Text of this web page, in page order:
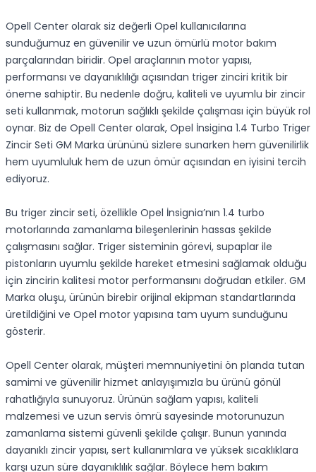
Opell Center olarak siz değerli Opel kullanıcılarına
sunduğumuz en güvenilir ve uzun ömürlü motor bakım
parçalarından biridir. Opel araçlarının motor yapısı,
performansı ve dayanıklılığı açısından triger zinciri kritik bir
öneme sahiptir. Bu nedenle doğru, kaliteli ve uyumlu bir zincir
seti kullanmak, motorun sağlıklı şekilde çalışması için büyük rol
oynar. Biz de Opell Center olarak, Opel İnsigina 1.4 Turbo Triger
Zincir Seti GM Marka ürününü sizlere sunarken hem güvenilirlik
hem uyumluluk hem de uzun ömür açısından en iyisini tercih
ediyoruz.
Bu triger zincir seti, özellikle Opel İnsignia’nın 1.4 turbo
motorlarında zamanlama bileşenlerinin hassas şekilde
çalışmasını sağlar. Triger sisteminin görevi, supaplar ile
pistonların uyumlu şekilde hareket etmesini sağlamak olduğu
için zincirin kalitesi motor performansını doğrudan etkiler. GM
Marka oluşu, ürünün birebir orijinal ekipman standartlarında
üretildiğini ve Opel motor yapısına tam uyum sunduğunu
gösterir.
Opell Center olarak, müşteri memnuniyetini ön planda tutan
samimi ve güvenilir hizmet anlayışımızla bu ürünü gönül
rahatlığıyla sunuyoruz. Ürünün sağlam yapısı, kaliteli
malzemesi ve uzun servis ömrü sayesinde motorunuzun
zamanlama sistemi güvenli şekilde çalışır. Bunun yanında
dayanıklı zincir yapısı, sert kullanımlara ve yüksek sıcaklıklara
karşı uzun süre dayanıklılık sağlar. Böylece hem bakım